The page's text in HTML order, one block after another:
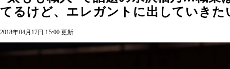
てるけど、エレガントに出していきた
2018年04月17日 15:00 更新